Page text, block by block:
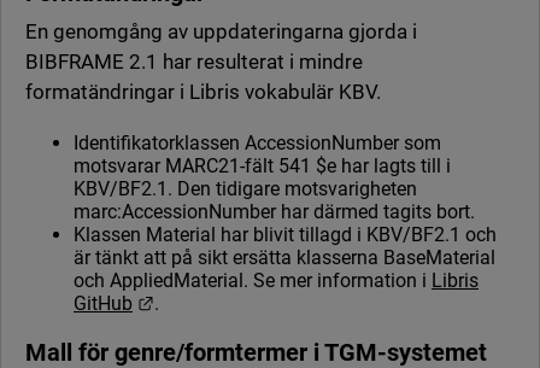
En genomgång av uppdateringarna gjorda i
BIBFRAME 2.1 har resulterat i mindre
formatändringar i Libris vokabulär KBV.
Identifikatorklassen AccessionNumber som
motsvarar MARC21-fält 541 $e har lagts till i
KBV/BF2.1. Den tidigare motsvarigheten
marc:AccessionNumber har därmed tagits bort.
Klassen Material har blivit tillagd i KBV/BF2.1 och
är tänkt att på sikt ersätta klasserna BaseMaterial
och AppliedMaterial. Se mer information i Libris
GitHub
Länk till annan webbplats.
.
Mall för genre/formtermer i TGM-systemet